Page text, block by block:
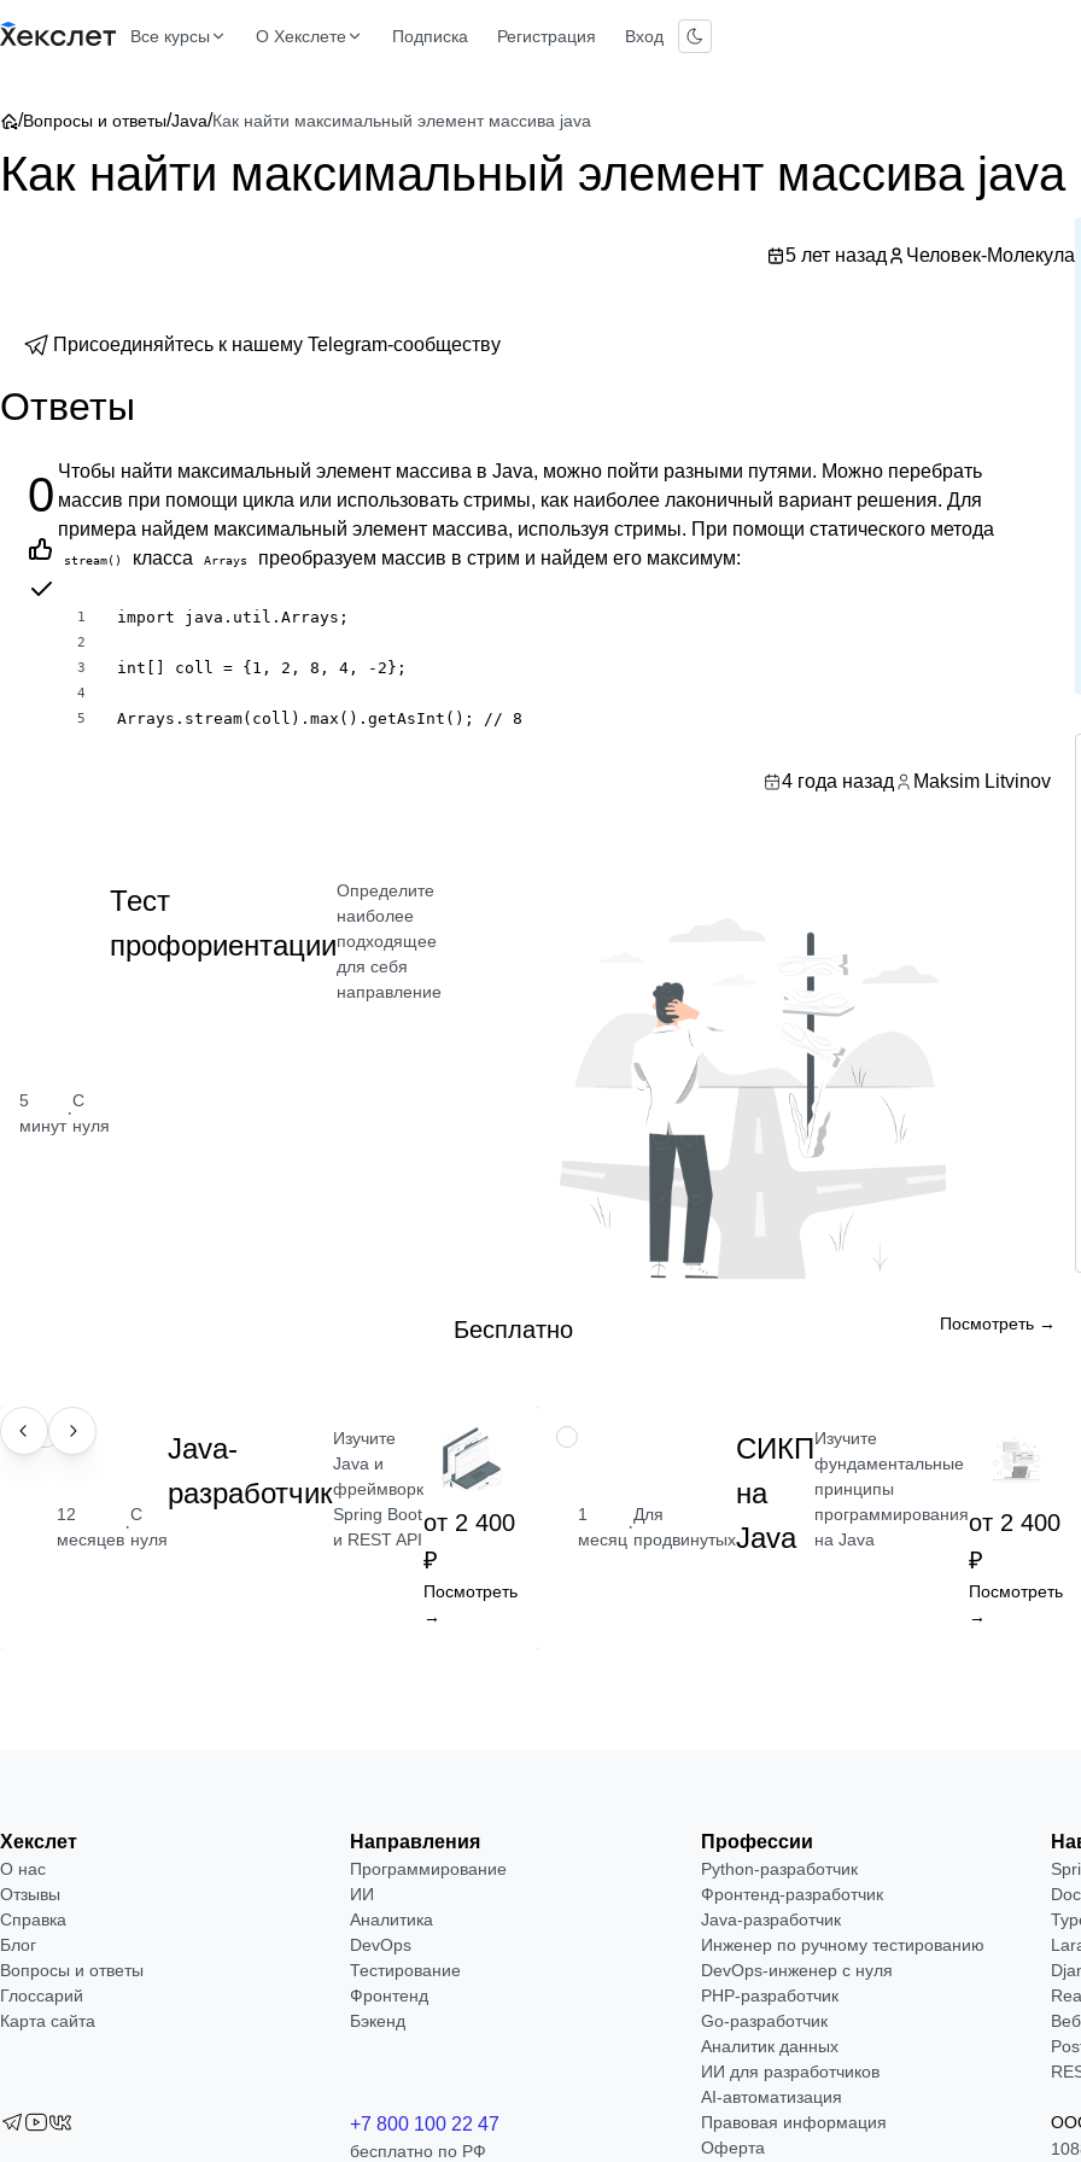
Все курсы О Хекслете Подписка Регистрация Вход
/Вопросы и ответы/Java/Как найти максимальный элемент массива java
Как найти максимальный элемент массива java
5 лет назад Человек-Молекула
Присоединяйтесь к нашему Telegram-сообществу
Ответы
0 Чтобы найти максимальный элемент массива в Java, можно пойти разными путями. Можно перебрать
массив при помощи цикла или использовать стримы, как наиболее лаконичный вариант решения. Для
примера найдем максимальный элемент массива, используя стримы. При помощи статического метода
stream() класса Arrays преобразуем массив в стрим и найдем его максимум:
1
2
3
4
5
import java.util.Arrays;
int[] coll = {1, 2, 8, 4, -2};
Arrays.stream(coll).max().getAsInt(); // 8
4 года назад Maksim Litvinov
5
минут
·
С
нуля
Тест
профориентации
Определите
наиболее
подходящее
для себя
направление
Бесплатно Посмотреть →
ПРОФЕССИЯ
12
месяцев
·
С
нуля
Java-
разработчик
Изучите
Java и
фреймворк
Spring Boot
и REST API
от 2 400
₽
Посмотреть
→
НАВЫК
1
месяц
·
Для
продвинутых
СИКП
на
Java
Изучите
фундаментальные
принципы
программирования
на Java
от 2 400
₽
Посмотреть
→
Хекслет
О нас
Отзывы
Справка
Блог
Вопросы и ответы
Глоссарий
Карта сайта
Направления
Программирование
ИИ
Аналитика
DevOps
Тестирование
Фронтенд
Бэкенд
Профессии
Python-разработчик
Фронтенд-разработчик
Java-разработчик
Инженер по ручному тестированию
DevOps-инженер с нуля
РНР-разработчик
Go-разработчик
Аналитик данных
ИИ для разработчиков
AI-автоматизация
+7 800 100 22 47
бесплатно по РФ
Правовая информация
Оферта